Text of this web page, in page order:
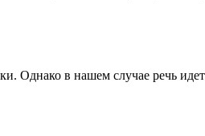
Однако в нашем случае речь